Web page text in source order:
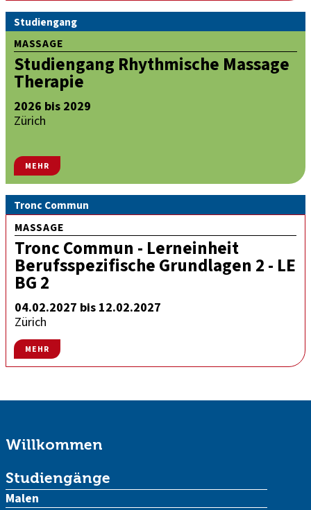
Studiengang
MASSAGE
Studiengang Rhythmische Massage
Therapie
2026 bis 2029
Zürich
MEHR
Tronc Commun
MASSAGE
Tronc Commun - Lerneinheit
Berufsspezifische Grundlagen 2 - LE
BG 2
04.02.2027 bis 12.02.2027
Zürich
MEHR
Willkommen
Studiengänge
Malen